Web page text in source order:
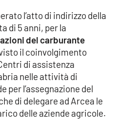
l’atto di indirizzo della
di 5 anni, per la
del carburante
il coinvolgimento
di assistenza
nelle attività di
per l’assegnazione del
di delegare ad Arcea le
delle aziende agricole.